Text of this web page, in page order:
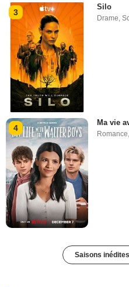
3
Silo
Drame ,
4
Ma vie
Romance
Saisons